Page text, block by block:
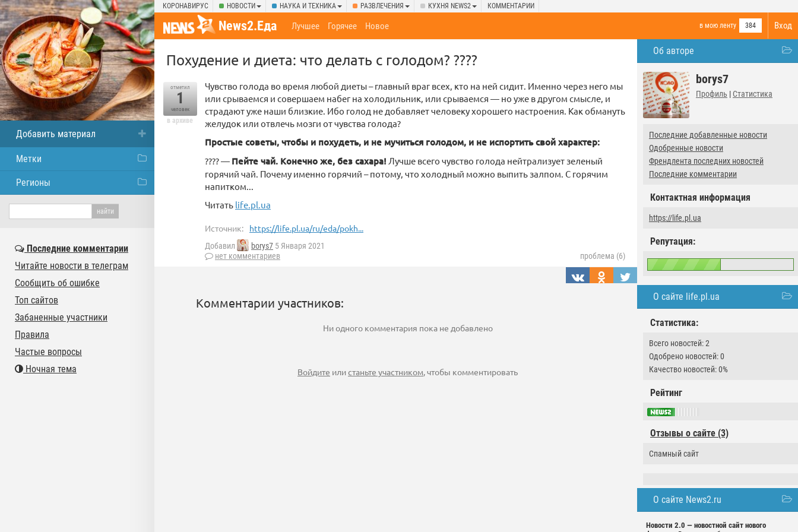
КОРОНАВИРУС НОВОСТИ НАУКА И ТЕХНИКА РАЗВЛЕЧЕНИЯ КУХНЯ NEWS2 КОММЕНТАРИИ
Вход
News2.Еда в мою ленту 384
Лучшее Горячее Новое
Об авторе
borys7
Профиль | Статистика
Последние добавленные новости
Одобренные новости
Френдлента последних новостей
Последние комментарии
Контактная информация
https://life.pl.ua
Репутация:
О сайте life.pl.ua
Статистика:
Всего новостей: 2
Одобрено новостей: 0
Качество новостей: 0%
Рейтинг
Отзывы о сайте (3)
Спамный сайт
О сайте News2.ru
Новости 2.0 — новостной сайт нового
Похудение и диета: что делать с голодом? ????
отметил
1
человек
в архиве
Чувство голода во время любой диеты – главный враг всех, кто на ней сидит. Именно через него мы
или срываемся и совершаем набег на холодильник, или срываемся — но уже в другом смысле, и
страдают уже наши близкие. Ибо голод не добавляет человеку хорошего настроения. Как обмануть
желудок или отвлечь мозги от чувства голода?
Простые советы, чтобы и похудеть, и не мучиться голодом, и не испортить свой характер:
???? — Пейте чай. Конечно же, без сахара! Лучше всего чувство голода нейтрализует зеленый
горячий чай. Почему именно горячий – потому, что холодный можно выпить залпом. С горячим
напитком...
Читать life.pl.ua
Источник: https://life.pl.ua/ru/eda/pokh...
Добавил borys7 5 Января 2021
нет комментариев
проблема (6)
Комментарии участников:
Ни одного комментария пока не добавлено
Войдите илистаньте участником, чтобы комментировать
Добавить материал
Метки
Регионы
Последние комментарии
Читайте новости в телеграм
Сообщить об ошибке
Топ сайтов
Забаненные участники
Правила
Частые вопросы
Ночная тема